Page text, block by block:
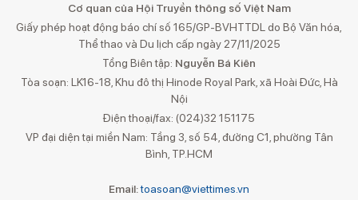
Cơ quan của Hội Truyền thông số Việt Nam
Giấy phép hoạt động báo chí số 165/GP-BVHTTDL do Bộ Văn hóa,
Thể thao và Du lịch cấp ngày 27/11/2025
Tổng Biên tập: Nguyễn Bá Kiên
Tòa soạn: LK16-18, Khu đô thị Hinode Royal Park, xã Hoài Đức, Hà
Nội
Điện thoại/fax: (024)32 151175
VP đại diện tại miền Nam: Tầng 3, số 54, đường C1, phường Tân
Bình, TP.HCM
Email:toasoan@viettimes.vn